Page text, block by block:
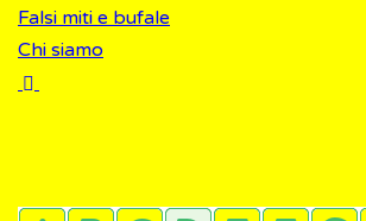
Falsi miti e bufale
Chi siamo